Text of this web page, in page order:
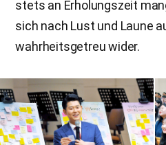
stets an Erholungszeit
sich nach Lust und Laune
wahrheitsgetreu wider.